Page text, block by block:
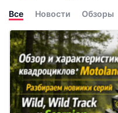
Все Новости Обзоры